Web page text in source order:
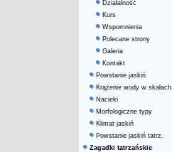
Działalność
Kurs
Wspomnienia
Polecane strony
Galeria
Kontakt
Powstanie jaskiń
Krążenie wody w skałach
Nacieki
Morfologiczne typy
Klimat jaskiń
Powstanie jaskiń tatrz.
Zagadki tatrzańskie